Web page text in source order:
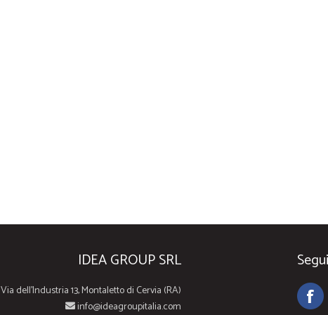
IDEA GROUP SRL
Via dell'Industria 13, Montaletto di Cervia (RA)
info@ideagroupitalia.com